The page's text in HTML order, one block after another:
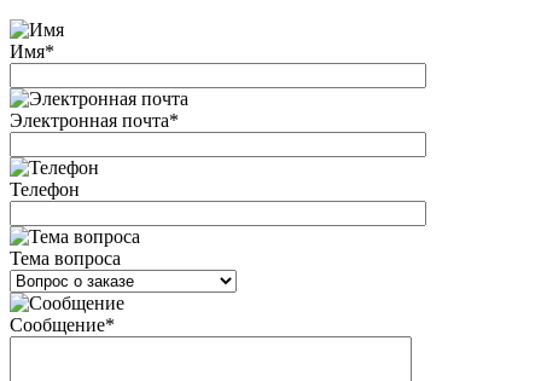
Имя*
Электронная почта*
Телефон
Тема вопроса
Сообщение*